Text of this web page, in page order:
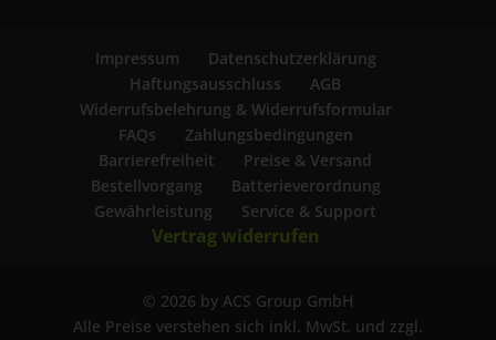
Impressum
Datenschutzerklärung
Haftungsausschluss
AGB
Widerrufsbelehrung & Widerrufsformular
FAQs
Zahlungsbedingungen
Barrierefreiheit
Preise & Versand
Bestellvorgang
Batterieverordnung
Gewährleistung
Service & Support
Vertrag widerrufen
© 2026 by ACS Group GmbH
Alle Preise verstehen sich inkl. MwSt. und zzgl.